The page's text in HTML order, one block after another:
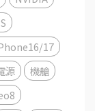
17
源
機艙